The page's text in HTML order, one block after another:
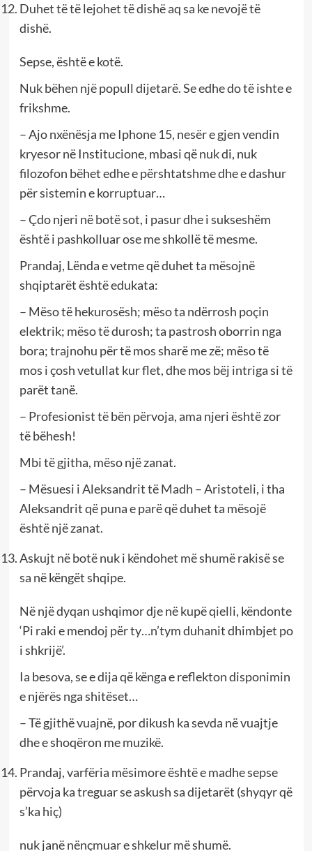
Duhet të të lejohet të dishë aq sa ke nevojë të
dishë.
Sepse, është e kotë.
Nuk bëhen një popull dijetarë. Se edhe do të ishte e
frikshme.
– Ajo nxënësja me Iphone 15, nesër e gjen vendin
kryesor në Institucione, mbasi që nuk di, nuk
filozofon bëhet edhe e përshtatshme dhe e dashur
për sistemin e korruptuar…
– Çdo njeri në botë sot, i pasur dhe i sukseshëm
është i pashkolluar ose me shkollë të mesme.
Prandaj, Lënda e vetme që duhet ta mësojnë
shqiptarët është edukata:
– Mëso të hekurosësh; mëso ta ndërrosh poçin
elektrik; mëso të durosh; ta pastrosh oborrin nga
bora; trajnohu për të mos sharë me zë; mëso të
mos i çosh vetullat kur flet, dhe mos bëj intriga si të
parët tanë.
– Profesionist të bën përvoja, ama njeri është zor
të bëhesh!
Mbi të gjitha, mëso një zanat.
– Mësuesi i Aleksandrit të Madh – Aristoteli, i tha
Aleksandrit që puna e parë që duhet ta mësojë
është një zanat.
Askujt në botë nuk i këndohet më shumë rakisë se
sa në këngët shqipe.
Në një dyqan ushqimor dje në kupë qielli, këndonte
‘Pi raki e mendoj për ty…n’tym duhanit dhimbjet po
i shkrijë’.
Ia besova, se e dija që kënga e reflekton disponimin
e njërës nga shitëset…
– Të gjithë vuajnë, por dikush ka sevda në vuajtje
dhe e shoqëron me muzikë.
Prandaj, varfëria mësimore është e madhe sepse
përvoja ka treguar se askush sa dijetarët (shyqyr që
s’ka hiç)
nuk janë nënçmuar e shkelur më shumë.